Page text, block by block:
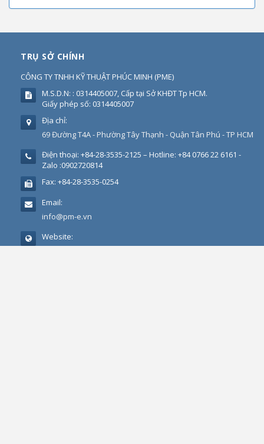
TRỤ SỞ CHÍNH
CÔNG TY TNHH KỸ THUẬT PHÚC MINH (PME)
M.S.D.N: : 0314405007, Cấp tại Sở KHĐT Tp HCM.
Giấy phép số: 0314405007
Địa chỉ:
69 Đường T4A - Phường Tây Thạnh - Quận Tân Phú - TP HCM
Điện thoại: +84-28-3535-2125 – Hotline: +84 0766 22 6161 -
Zalo :0902720814
Fax: +84-28-3535-0254
Email:
info@pm-e.vn
Website: